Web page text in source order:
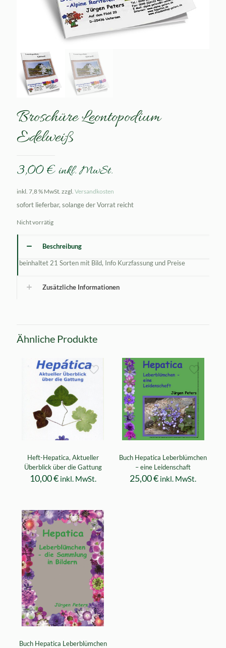
Broschüre Leontopodium
Edelweiß
3,00€ inkl. MwSt.
inkl. 7,8 % MwSt. zzgl. Versandkosten
sofort lieferbar, solange der Vorrat reicht
Nicht vorrätig
Beschreibung
beinhaltet 21 Sorten mit Bild, Info Kurzfassung und Preise
Zusätzliche Informationen
Ähnliche Produkte
Heft-Hepatica, Aktueller
Überblick über die Gattung
10,00€ inkl. MwSt.
Buch Hepatica Leberblümchen
– eine Leidenschaft
25,00€ inkl. MwSt.
Buch Hepatica Leberblümchen